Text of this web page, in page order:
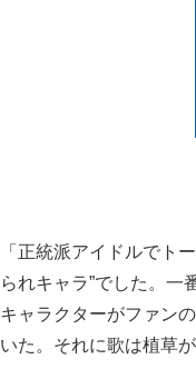
「正統派アイドルでト
られキャラ”でした。一
キャラクターがファン
いた。それに歌は植草